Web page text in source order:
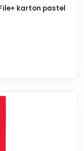
karton pastel